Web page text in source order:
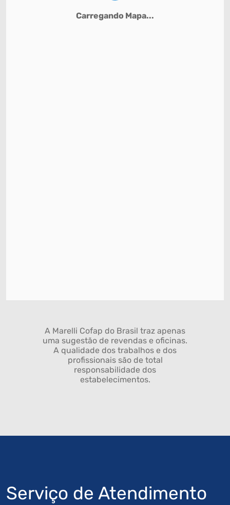
Carregando Mapa...
A Marelli Cofap do Brasil traz apenas
uma sugestão de revendas e oficinas.
A qualidade dos trabalhos e dos
profissionais são de total
responsabilidade dos
estabelecimentos.
Serviço de Atendimento